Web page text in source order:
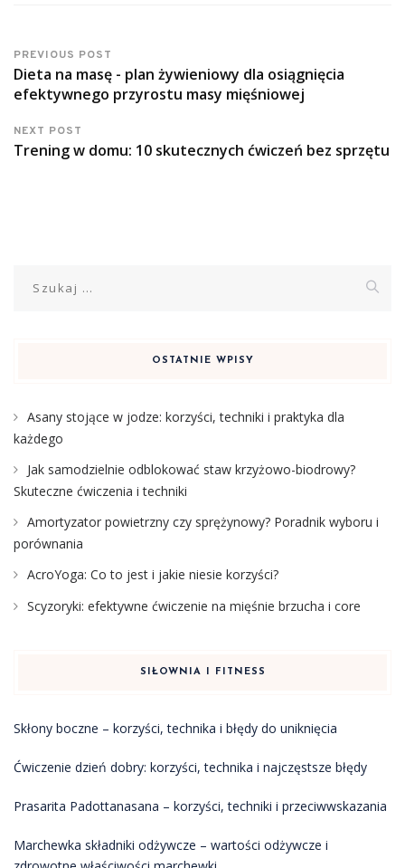
PREVIOUS POST
Dieta na masę - plan żywieniowy dla osiągnięcia
efektywnego przyrostu masy mięśniowej
NEXT POST
Trening w domu: 10 skutecznych ćwiczeń bez sprzętu
OSTATNIE WPISY
Asany stojące w jodze: korzyści, techniki i praktyka dla
każdego
Jak samodzielnie odblokować staw krzyżowo-biodrowy?
Skuteczne ćwiczenia i techniki
Amortyzator powietrzny czy sprężynowy? Poradnik wyboru i
porównania
AcroYoga: Co to jest i jakie niesie korzyści?
Scyzoryki: efektywne ćwiczenie na mięśnie brzucha i core
SIŁOWNIA I FITNESS
Skłony boczne – korzyści, technika i błędy do uniknięcia
Ćwiczenie dzień dobry: korzyści, technika i najczęstsze błędy
Prasarita Padottanasana – korzyści, techniki i przeciwwskazania
Marchewka składniki odżywcze – wartości odżywcze i